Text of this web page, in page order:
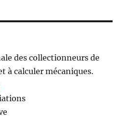
des collectionneurs de
à calculer mécaniques.